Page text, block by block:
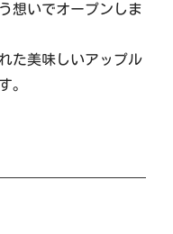
想いでオープンしま
た美味しいアップル
。